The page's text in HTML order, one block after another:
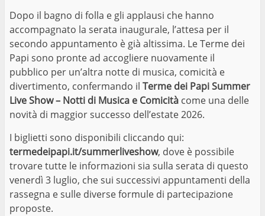
Dopo il bagno di folla e gli applausi che hanno
accompagnato la serata inaugurale, l’attesa per il
secondo appuntamento è già altissima. Le Terme dei
Papi sono pronte ad accogliere nuovamente il
pubblico per un’altra notte di musica, comicità e
divertimento, confermando il Terme dei Papi Summer
Live Show – Notti di Musica e Comicità come una delle
novità di maggior successo dell’estate 2026.
I biglietti sono disponibili cliccando qui:
termedeipapi.it/summerliveshow, dove è possibile
trovare tutte le informazioni sia sulla serata di questo
venerdì 3 luglio, che sui successivi appuntamenti della
rassegna e sulle diverse formule di partecipazione
proposte.